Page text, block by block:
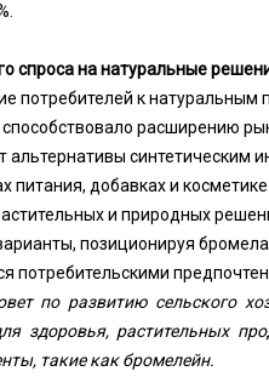
спроса на натуральные
потребителей к натуральным
способствовало расширению
альтернативы синтетическим
питания, добавках и косметике
и природных
позиционируя
потребительскими
по развитию сельского
здоровья, растительных
такие как бромелейн.